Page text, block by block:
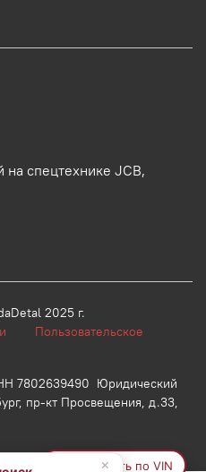
на спецтехнике JCB,
2025 г.
Пользовательское
Юридический
пр-кт Просвещения, д.33,
×
🔧 Проверить по VIN